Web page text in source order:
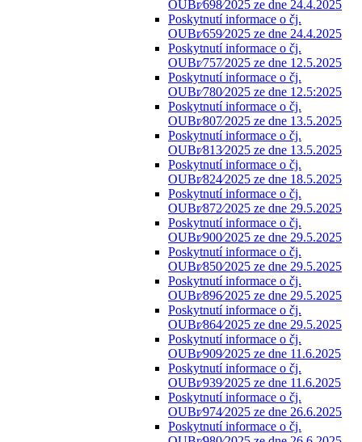
OUBr⁄698⁄2025 ze dne 24.4.2025
Poskytnutí informace o čj.
OUBr⁄659⁄2025 ze dne 24.4.2025
Poskytnutí informace o čj.
OUBr⁄757⁄2025 ze dne 12.5.2025
Poskytnutí informace o čj.
OUBr⁄780⁄2025 ze dne 12.5:2025
Poskytnutí informace o čj.
OUBr⁄807⁄2025 ze dne 13.5.2025
Poskytnutí informace o čj.
OUBr⁄813⁄2025 ze dne 13.5.2025
Poskytnutí informace o čj.
OUBr⁄824⁄2025 ze dne 18.5.2025
Poskytnutí informace o čj.
OUBr⁄872⁄2025 ze dne 29.5.2025
Poskytnutí informace o čj.
OUBr⁄900⁄2025 ze dne 29.5.2025
Poskytnutí informace o čj.
OUBr⁄850⁄2025 ze dne 29.5.2025
Poskytnutí informace o čj.
OUBr⁄896⁄2025 ze dne 29.5.2025
Poskytnutí informace o čj.
OUBr⁄864⁄2025 ze dne 29.5.2025
Poskytnutí informace o čj.
OUBr⁄909⁄2025 ze dne 11.6.2025
Poskytnutí informace o čj.
OUBr⁄939⁄2025 ze dne 11.6.2025
Poskytnutí informace o čj.
OUBr⁄974⁄2025 ze dne 26.6.2025
Poskytnutí informace o čj.